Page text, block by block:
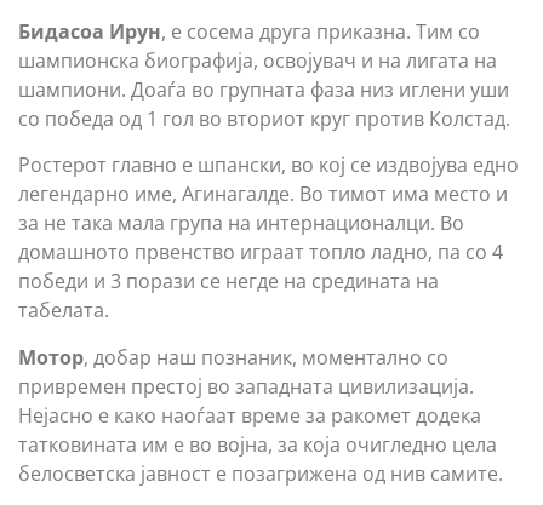
Бидасоа Ирун, е сосема друга приказна. Тим со
шампионска биографија, освојувач и на лигата на
шампиони. Доаѓа во групната фаза низ иглени уши
со победа од 1 гол во вториот круг против Колстад.
Ростерот главно е шпански, во кој се издвојува едно
легендарно име, Агинагалде. Во тимот има место и
за не така мала група на интернационалци. Во
домашното првенство играат топло ладно, па со 4
победи и 3 порази се негде на средината на
табелата.
Мотор, добар наш познаник, моментално со
привремен престој во западната цивилизација.
Нејасно е како наоѓаат време за ракомет додека
татковината им е во војна, за која очигледно цела
белосветска јавност е позагрижена од нив самите.